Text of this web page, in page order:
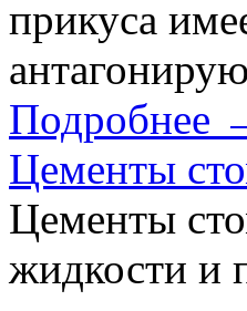
прикуса
Подробнее
Цементы
Цементы
жидкости и